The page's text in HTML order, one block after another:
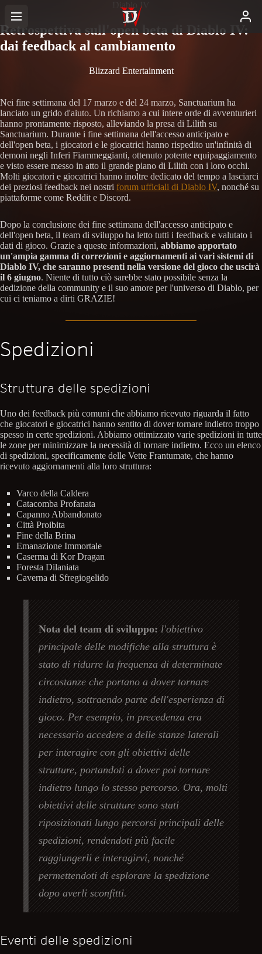
Diablo IV
Retrospettiva sull'open beta di Diablo IV:
dai feedback al cambiamento
Blizzard Entertainment
Nei fine settimana del 17 marzo e del 24 marzo, Sanctuarium ha
lanciato un grido d'aiuto. Un richiamo a cui intere orde di avventurieri
hanno prontamente risposto, alleviando la presa di Lilith su
Sanctuarium. Durante i fine settimana dell'accesso anticipato e
dell'open beta, i giocatori e le giocatrici hanno rispedito un'infinità di
demoni negli Inferi Fiammeggianti, ottenuto potente equipaggiamento
e visto essere messo in atto il grande piano di Lilith con i loro occhi.
Molti giocatori e giocatrici hanno inoltre dedicato del tempo a lasciarci
dei preziosi feedback nei nostri forum ufficiali di Diablo IV, nonché su
piattaforme come Reddit e Discord.
Dopo la conclusione dei fine settimana dell'accesso anticipato e
dell'open beta, il team di sviluppo ha letto tutti i feedback e valutato i
dati di gioco. Grazie a queste informazioni, abbiamo apportato
un'ampia gamma di correzioni e aggiornamenti ai vari sistemi di
Diablo IV, che saranno presenti nella versione del gioco che uscirà
il 6 giugno. Niente di tutto ciò sarebbe stato possibile senza la
dedizione della community e il suo amore per l'universo di Diablo, per
cui ci teniamo a dirti GRAZIE!
Spedizioni
Struttura delle spedizioni
Uno dei feedback più comuni che abbiamo ricevuto riguarda il fatto
che giocatori e giocatrici hanno sentito di dover tornare indietro troppo
spesso in certe spedizioni. Abbiamo ottimizzato varie spedizioni in tutte
le zone per minimizzare la necessità di tornare indietro. Ecco un elenco
di spedizioni, specificamente delle Vette Frantumate, che hanno
ricevuto aggiornamenti alla loro struttura:
Varco della Caldera
Catacomba Profanata
Capanno Abbandonato
Città Proibita
Fine della Brina
Emanazione Immortale
Caserma di Kor Dragan
Foresta Dilaniata
Caverna di Sfregiogelido
Nota del team di sviluppo: l'obiettivo
principale delle modifiche alla struttura è
stato di ridurre la frequenza di determinate
circostanze che portano a dover tornare
indietro, sottraendo parte dell'esperienza di
gioco. Per esempio, in precedenza era
necessario accedere a delle stanze laterali
per interagire con gli obiettivi delle
strutture, portandoti a dover poi tornare
indietro lungo lo stesso percorso. Ora, molti
obiettivi delle strutture sono stati
riposizionati lungo percorsi principali delle
spedizioni, rendendoti più facile
raggiungerli e interagirvi, nonché
permettendoti di esplorare la spedizione
dopo averli sconfitti.
Eventi delle spedizioni